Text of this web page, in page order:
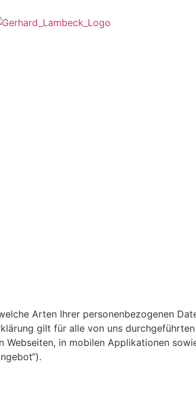
Arten Ihrer personenbezogenen
gilt für alle von uns
in mobilen Applikationen